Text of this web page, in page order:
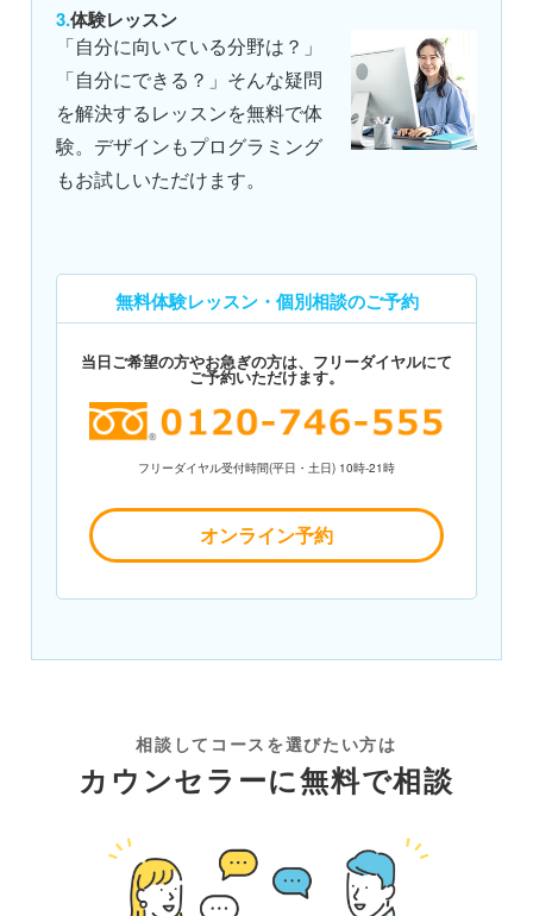
体験レッスン
「自分に向いている分野は？」
「自分にできる？」そんな疑問
を解決するレッスンを無料で体
験。デザインもプログラミング
もお試しいただけます。
無料体験レッスン・個別相談のご予約
当日ご希望の方やお急ぎの方は、フリーダイヤルにて
ご予約いただけます。
フリーダイヤル受付時間(平日・土日) 10時-21時
オンライン予約
相談してコースを選びたい方は
カウンセラーに無料で相談